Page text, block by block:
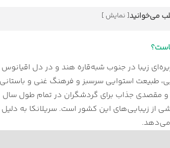
می‌خوانید[ نمایش ]
در یک نگاه
سریلانکا سفر کنیم؟
سریلانکا
زمان برای سفر به سریلانکا
زیبا در جنوب شبه‌قاره هند و در دل
طبیعت استوایی سرسبز و فرهنگ غنی و
مقصدی جذاب برای گردشگران در تمام طول سال
از زیبایی‌های این کشور است. سریلانکا به
می‌دهد.